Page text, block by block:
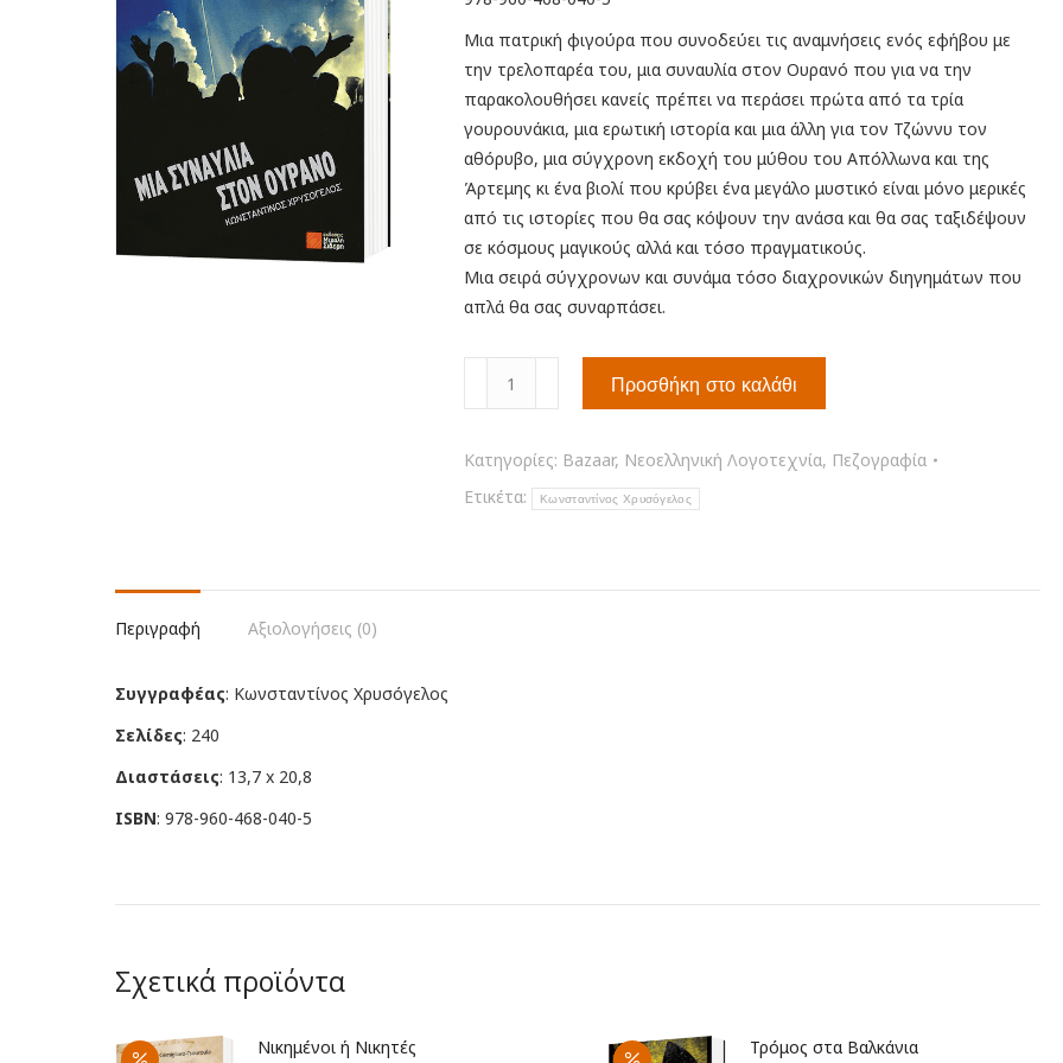
Μια πατρική φιγούρα που συνοδεύει τις αναμνήσεις ενός εφήβου με
την τρελοπαρέα του, μια συναυλία στον Ουρανό που για να την
παρακολουθήσει κανείς πρέπει να περάσει πρώτα από τα τρία
γουρουνάκια, μια ερωτική ιστορία και μια άλλη για τον Τζώννυ τον
αθόρυβο, μια σύγχρονη εκδοχή του μύθου του Απόλλωνα και της
Άρτεμης κι ένα βιολί που κρύβει ένα μεγάλο μυστικό είναι μόνο μερικές
από τις ιστορίες που θα σας κόψουν την ανάσα και θα σας ταξιδέψουν
σε κόσμους μαγικούς αλλά και τόσο πραγματικούς.
Μια σειρά σύγχρονων και συνάμα τόσο διαχρονικών διηγημάτων που
απλά θα σας συναρπάσει.
Ουρανό
ποσότητα
Προσθήκη στο καλάθι
Κατηγορίες: Bazaar, Νεοελληνική Λογοτεχνία, Πεζογραφία
Ετικέτα:
Κωνσταντίνος Χρυσόγελος
Περιγραφή Αξιολογήσεις (0)
Συγγραφέας: Κωνσταντίνος Χρυσόγελος
Σελίδες: 240
Διαστάσεις: 13,7 x 20,8
ISBN: 978-960-468-040-5
Σχετικά προϊόντα
Νικημένοι ή Νικητές Τρόμος στα Βαλκάνια